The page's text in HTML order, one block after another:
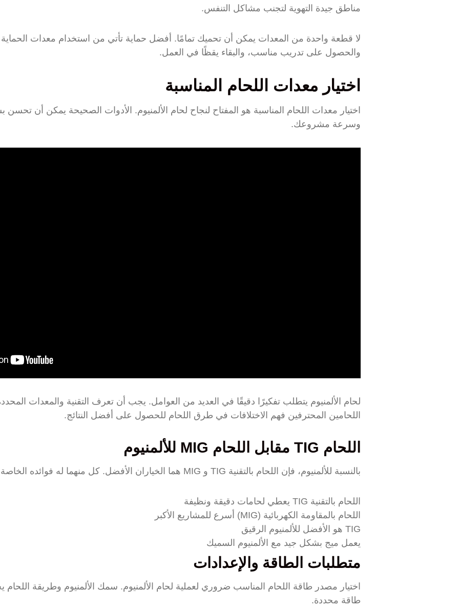
مناطق جيدة التهوية لتجنب مشاكل التنفس.
لا قطعة واحدة من المعدات يمكن أن تحميك تمامًا. أفضل حماية تأتي من استخدام معدات الحماية
والحصول على تدريب مناسب، والبقاء يقظًا في العمل.
اختيار معدات اللحام المناسبة
اختيار معدات اللحام المناسبة هو المفتاح لنجاح لحام الألمنيوم. الأدوات الصحيحة يمكن أن
وسرعة مشروعك.
لحام الألمنيوم يتطلب تفكيرًا دقيقًا في العديد من العوامل. يجب أن تعرف التقنية والمعدات
اللحامين المحترفين فهم الاختلافات في طرق اللحام للحصول على أفضل النتائج.
اللحام TIG مقابل اللحام MIG للألمنيوم
بالنسبة للألمنيوم، فإن اللحام بالتقنية TIG و MIG هما الخياران الأفضل. كل منهما له فوائده الخاصة لمشاريع مختلفة:
اللحام بالتقنية TIG يعطي لحامات دقيقة ونظيفة
اللحام بالمقاومة الكهربائية (MIG) أسرع للمشاريع الأكبر
TIG هو الأفضل للألمنيوم الرقيق
يعمل ميج بشكل جيد مع الألمنيوم السميك
متطلبات الطاقة والإعدادات
اختيار مصدر طاقة اللحام المناسب ضروري لعملية لحام الألمنيوم. سمك الألمنيوم وطريقة اللحام
طاقة محددة.